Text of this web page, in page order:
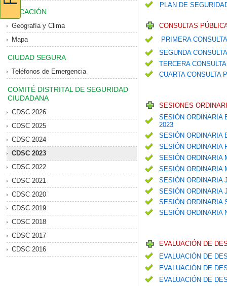
UBICACIÓN
Geografía y Clima
Mapa
CIUDAD SEGURA
Teléfonos de Emergencia
COMITÉ DISTRITAL DE SEGURIDAD
CIUDADANA
CDSC 2026
CDSC 2025
CDSC 2024
CDSC 2023
CDSC 2022
CDSC 2021
CDSC 2020
CDSC 2019
CDSC 2018
CDSC 2017
CDSC 2016
PLAN DE
CONSULTAS
PRIMERA
SEGUNDA
TERCERA
CUARTA CONSULTA
SESIONES
SESIÓN ORDINARIA
2023
SESIÓN ORDINARIA
SESIÓN ORDINARIA
SESIÓN ORDINARIA
SESIÓN ORDINARIA
SESIÓN ORDINARIA
SESIÓN ORDINARIA
SESIÓN ORDINARIA
SESIÓN ORDINARIA
EVALUACIÓN DE
EVALUACIÓN DE
EVALUACIÓN DE
EVALUACIÓN DE